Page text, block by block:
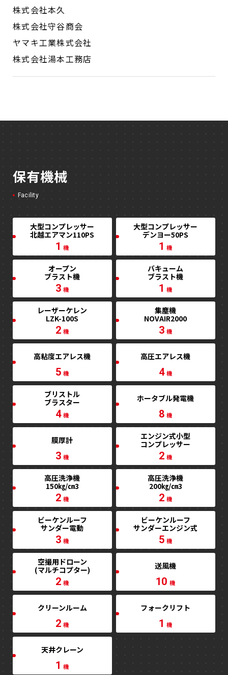
株式会社本久
株式会社守谷商会
ヤマキ工業株式会社
株式会社湯本工務店
保有機械
Facility
大型コンプレッサー
北越エアマン110PS
1 機
大型コンプレッサー
デンヨー50PS
1 機
オープン
ブラスト機
3 機
バキューム
ブラスト機
1 機
レーザーケレン
LZK-100S
2 機
集塵機
NOVAIR2000
3 機
高粘度エアレス機
5 機
高圧エアレス機
4 機
ブリストル
ブラスター
4 機
ホータブル発電機
8 機
膜厚計
3 機
エンジン式小型
コンプレッサー
2 機
高圧洗浄機
150㎏/㎝3
2 機
高圧洗浄機
200㎏/㎝3
2 機
ビーケンルーフ
サンダー電動
3 機
ビーケンルーフ
サンダーエンジン式
5 機
空撮用ドローン
(マルチコプター)
2 機
送風機
10 機
クリーンルーム
2 機
フォークリフト
1 機
天井クレーン
1 機